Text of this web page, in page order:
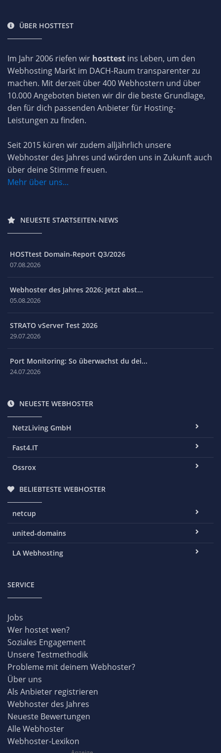
ÜBER HOSTTEST
Im Jahr 2006 riefen wir hosttest ins Leben, um den
Webhosting Markt im DACH-Raum transparenter zu
machen. Mit derzeit über 400 Webhostern und über
10.000 Angeboten bieten wir dir die beste Grundlage,
den für dich passenden Anbieter für Hosting-
Leistungen zu finden.
Seit 2015 küren wir zudem alljährlich unsere
Webhoster des Jahres und würden uns in Zukunft auch
über deine Stimme freuen.
Mehr über uns...
NEUESTE STARTSEITEN-NEWS
HOSTtest Domain-Report Q3/2026
07.08.2026
Webhoster des Jahres 2026: Jetzt abst...
05.08.2026
STRATO vServer Test 2026
29.07.2026
Port Monitoring: So überwachst du dei...
24.07.2026
NEUESTE WEBHOSTER
NetzLiving GmbH
Fast4.IT
Ossrox
BELIEBTESTE WEBHOSTER
netcup
united-domains
LA Webhosting
SERVICE
Jobs
Wer hostet wen?
Soziales Engagement
Unsere Testmethodik
Probleme mit deinem Webhoster?
Über uns
Als Anbieter registrieren
Webhoster des Jahres
Neueste Bewertungen
Alle Webhoster
Webhoster-Lexikon